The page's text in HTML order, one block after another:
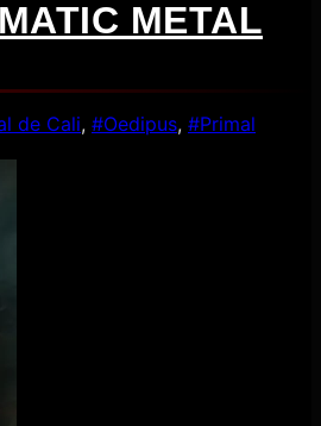
METAL
de Cali, #Oedipus, #Primal